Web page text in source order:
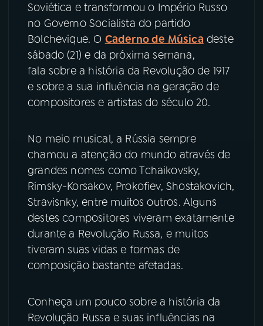
PRÊMIO RÁDIO MEC
ACOMPANHE A RÁDIO MEC
YouTube Facebook
TikTok
Soviética e transformou o Império Russo
no Governo Socialista do partido
Bolchevique. O Caderno de Música deste
sábado (21) e da próxima semana,
fala sobre a história da Revolução de 1917
e sobre a sua influência na geração de
compositores e artistas do século 20.
No meio musical, a Rússia sempre
chamou a atenção do mundo através de
grandes nomes como Tchaikovsky,
Rimsky-Korsakov, Prokofiev, Shostakovich,
Stravisnky, entre muitos outros. Alguns
destes compositores viveram exatamente
durante a Revolução Russa, e muitos
tiveram suas vidas e formas de
composição bastante afetadas.
Conheça um pouco sobre a história da
Revolução Russa e suas influências na